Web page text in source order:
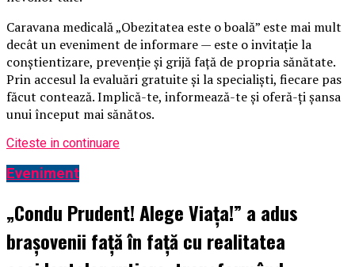
Caravana medicală „Obezitatea este o boală” este mai mult
decât un eveniment de informare — este o invitație la
conștientizare, prevenție și grijă față de propria sănătate.
Prin accesul la evaluări gratuite și la specialiști, fiecare pas
făcut contează. Implică-te, informează-te și oferă-ți șansa
unui început mai sănătos.
Citeste in continuare
Eveniment
„Condu Prudent! Alege Viața!” a adus
brașovenii față în față cu realitatea